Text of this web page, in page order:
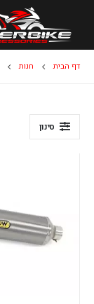
דף הבית חנות
סינון